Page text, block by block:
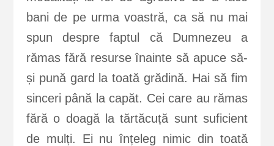
bani de pe urma voastră, ca să nu mai
spun despre faptul că Dumnezeu a
rămas fără resurse înainte să apuce să-
și pună gard la toată grădină. Hai să fim
sinceri până la capăt. Cei care au rămas
fără o doagă la tărtăcuță sunt suficient
de mulți. Ei nu înțeleg nimic din toată